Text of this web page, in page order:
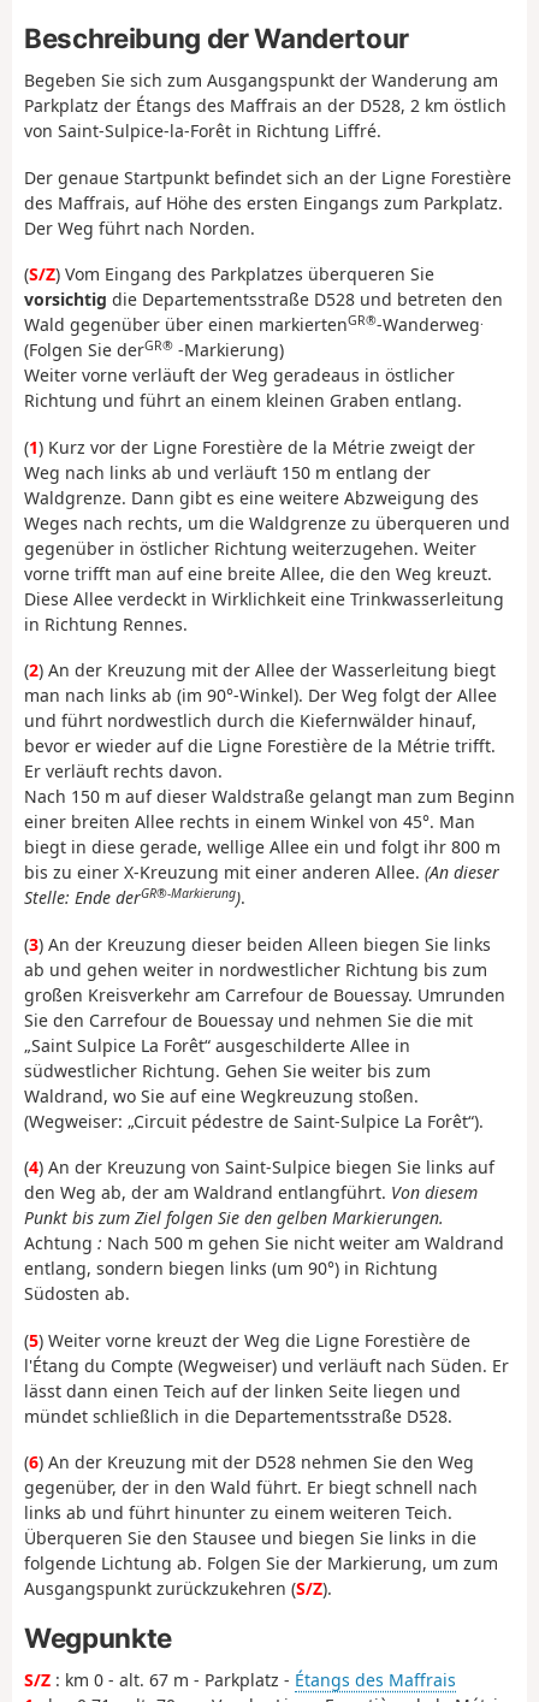
Beschreibung der Wandertour
Begeben Sie sich zum Ausgangspunkt der Wanderung am
Parkplatz der Étangs des Maffrais an der D528, 2 km östlich
von Saint-Sulpice-la-Forêt in Richtung Liffré.
Der genaue Startpunkt befindet sich an der Ligne Forestière
des Maffrais, auf Höhe des ersten Eingangs zum Parkplatz.
Der Weg führt nach Norden.
(S/Z) Vom Eingang des Parkplatzes überqueren Sie
vorsichtig die Departementsstraße D528 und betreten den
Wald gegenüber über einen markiertenGR®-Wanderweg.
(Folgen Sie derGR® -Markierung)
Weiter vorne verläuft der Weg geradeaus in östlicher
Richtung und führt an einem kleinen Graben entlang.
(1) Kurz vor der Ligne Forestière de la Métrie zweigt der
Weg nach links ab und verläuft 150 m entlang der
Waldgrenze. Dann gibt es eine weitere Abzweigung des
Weges nach rechts, um die Waldgrenze zu überqueren und
gegenüber in östlicher Richtung weiterzugehen. Weiter
vorne trifft man auf eine breite Allee, die den Weg kreuzt.
Diese Allee verdeckt in Wirklichkeit eine Trinkwasserleitung
in Richtung Rennes.
(2) An der Kreuzung mit der Allee der Wasserleitung biegt
man nach links ab (im 90°-Winkel). Der Weg folgt der Allee
und führt nordwestlich durch die Kiefernwälder hinauf,
bevor er wieder auf die Ligne Forestière de la Métrie trifft.
Er verläuft rechts davon.
Nach 150 m auf dieser Waldstraße gelangt man zum Beginn
einer breiten Allee rechts in einem Winkel von 45°. Man
biegt in diese gerade, wellige Allee ein und folgt ihr 800 m
bis zu einer X-Kreuzung mit einer anderen Allee. (An dieser
Stelle: Ende derGR®-Markierung).
(3) An der Kreuzung dieser beiden Alleen biegen Sie links
ab und gehen weiter in nordwestlicher Richtung bis zum
großen Kreisverkehr am Carrefour de Bouessay. Umrunden
Sie den Carrefour de Bouessay und nehmen Sie die mit
„Saint Sulpice La Forêt“ ausgeschilderte Allee in
südwestlicher Richtung. Gehen Sie weiter bis zum
Waldrand, wo Sie auf eine Wegkreuzung stoßen.
(Wegweiser: „Circuit pédestre de Saint-Sulpice La Forêt“).
(4) An der Kreuzung von Saint-Sulpice biegen Sie links auf
den Weg ab, der am Waldrand entlangführt. Von diesem
Punkt bis zum Ziel folgen Sie den gelben Markierungen.
Achtung : Nach 500 m gehen Sie nicht weiter am Waldrand
entlang, sondern biegen links (um 90°) in Richtung
Südosten ab.
(5) Weiter vorne kreuzt der Weg die Ligne Forestière de
l'Étang du Compte (Wegweiser) und verläuft nach Süden. Er
lässt dann einen Teich auf der linken Seite liegen und
mündet schließlich in die Departementsstraße D528.
(6) An der Kreuzung mit der D528 nehmen Sie den Weg
gegenüber, der in den Wald führt. Er biegt schnell nach
links ab und führt hinunter zu einem weiteren Teich.
Überqueren Sie den Stausee und biegen Sie links in die
folgende Lichtung ab. Folgen Sie der Markierung, um zum
Ausgangspunkt zurückzukehren (S/Z).
Wegpunkte
S/Z : km 0 - alt. 67 m - Parkplatz - Étangs des Maffrais